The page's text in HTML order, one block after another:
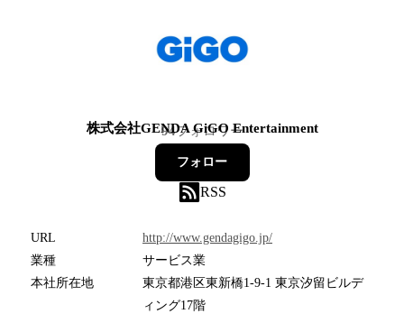
株式会社GENDA GiGO Entertainment
94フォロワー
フォロー
RSS
URL
http://www.gendagigo.jp/
業種
サービス業
本社所在地
東京都港区東新橋1-9-1 東京汐留ビルデ
ィング17階